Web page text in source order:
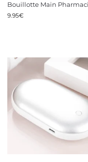
Bouillotte Main
9.95€